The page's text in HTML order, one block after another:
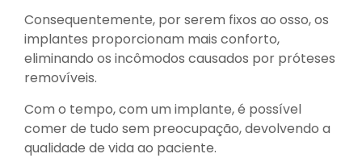
Consequentemente, por serem fixos ao osso, os
implantes proporcionam mais conforto,
eliminando os incômodos causados por próteses
removíveis.
Com o tempo, com um implante, é possível
comer de tudo sem preocupação, devolvendo a
qualidade de vida ao paciente.